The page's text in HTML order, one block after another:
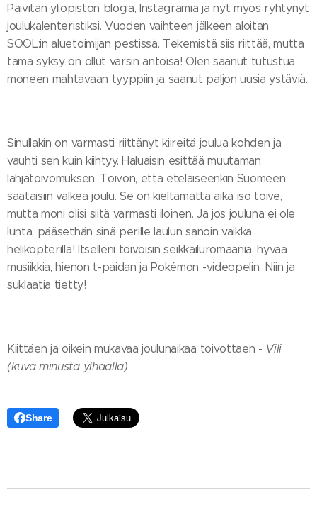
Päivitän yliopiston blogia, Instagramia ja nyt myös ryhtynyt
joulukalenteristiksi. Vuoden vaihteen jälkeen aloitan
SOOL:in aluetoimijan pestissä. Tekemistä siis riittää, mutta
tämä syksy on ollut varsin antoisa! Olen saanut tutustua
moneen mahtavaan tyyppiin ja saanut paljon uusia ystäviä.
Sinullakin on varmasti riittänyt kiireitä joulua kohden ja
vauhti sen kuin kiihtyy. Haluaisin esittää muutaman
lahjatoivomuksen. Toivon, että eteläiseenkin Suomeen
saataisiin valkea joulu. Se on kieltämättä aika iso toive,
mutta moni olisi siitä varmasti iloinen. Ja jos jouluna ei ole
lunta, pääsethän sinä perille laulun sanoin vaikka
helikopterilla! Itselleni toivoisin seikkailuromaania, hyvää
musiikkia, hienon t-paidan ja Pokémon -videopelin. Niin ja
suklaatia tietty!
Kiittäen ja oikein mukavaa joulunaikaa toivottaen - Vili
(kuva minusta ylhäällä)
Share